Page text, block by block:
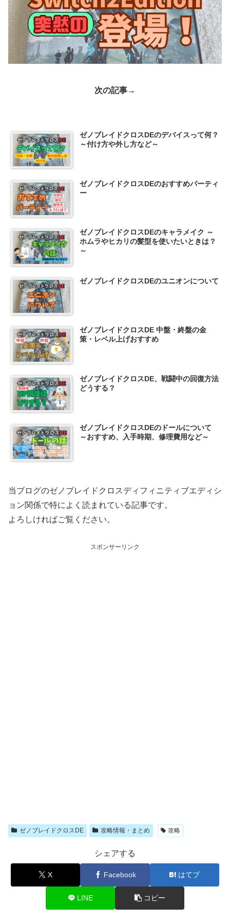
次の記事→
ゼノブレイドクロスDEのデバイスって何？
～付け方や外し方など～
ゼノブレイドクロスDEのおすすめパーティ
ー
ゼノブレイドクロスDEのキャラメイク ～
ホムラやヒカリの髪型を使いたいときは？
～
ゼノブレイドクロスDEのユニオンについて
ゼノブレイドクロスDE 中盤・終盤の金
策・レベル上げおすすめ
ゼノブレイドクロスDE、戦闘中の回復方法
どうする？
ゼノブレイドクロスDEのドールについて
～おすすめ、入手時期、修理費用など～
当ブログのゼノブレイドクロスディフィニティブエディシ
ョン関係で特によく読まれている記事です。
よろしければご覧ください。
スポンサーリンク
ゼノブレイドクロスDE 攻略情報・まとめ 攻略
シェアする
X Facebook はてブ
LINE コピー